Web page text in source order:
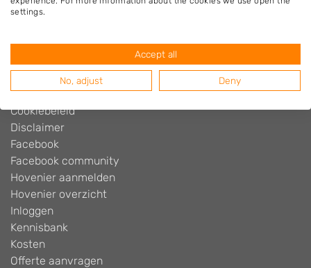
Hovenier.nl
Algemene voorwaarden
Contact
Cookiebeleid
Disclaimer
Facebook
Facebook community
Hovenier aanmelden
Hovenier overzicht
Inloggen
Kennisbank
Kosten
Offerte aanvragen
settings.
Accept all
No, adjust Deny